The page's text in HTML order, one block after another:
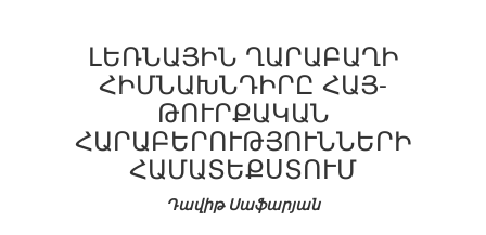
ԼԵՌՆԱՅԻՆ ՂԱՐԱԲԱՂԻ
ՀԻՄՆԱԽՆԴԻՐԸ ՀԱՅ-
ԹՈՒՐՔԱԿԱՆ
ՀԱՐԱԲԵՐՈՒԹՅՈՒՆՆԵՐԻ
ՀԱՄԱՏԵՔՍՏՈՒՄ
Դավիթ Սաֆարյան